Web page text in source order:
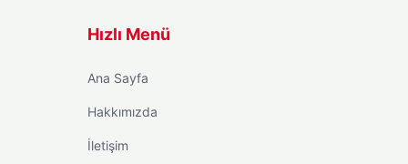
Hızlı Menü
Ana Sayfa
Hakkımızda
İletişim